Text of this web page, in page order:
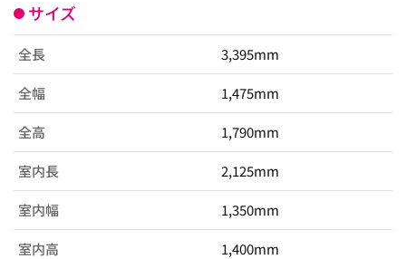
サイズ
全長 3,395mm
全幅 1,475mm
全高 1,790mm
室内長 2,125mm
室内幅 1,350mm
室内高 1,400mm